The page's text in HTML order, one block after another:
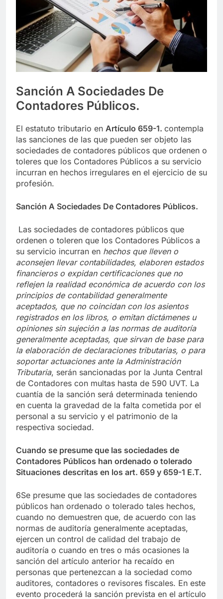
Sanción A Sociedades De
Contadores Públicos.
El estatuto tributario en Artículo 659-1. contempla
las sanciones de las que pueden ser objeto las
sociedades de contadores públicos que ordenen o
toleres que los Contadores Públicos a su servicio
incurran en hechos irregulares en el ejercicio de su
profesión.
Sanción A Sociedades De Contadores Públicos.
Las sociedades de contadores públicos que
ordenen o toleren que los Contadores Públicos a
su servicio incurran en hechos que lleven o
aconsejen llevar contabilidades, elaboren estados
financieros o expidan certificaciones que no
reflejen la realidad económica de acuerdo con los
principios de contabilidad generalmente
aceptados, que no coincidan con los asientos
registrados en los libros, o emitan dictámenes u
opiniones sin sujeción a las normas de auditoría
generalmente aceptadas, que sirvan de base para
la elaboración de declaraciones tributarias, o para
soportar actuaciones ante la Administración
Tributaria, serán sancionadas por la Junta Central
de Contadores con multas hasta de 590 UVT. La
cuantía de la sanción será determinada teniendo
en cuenta la gravedad de la falta cometida por el
personal a su servicio y el patrimonio de la
respectiva sociedad.
Cuando se presume que las sociedades de
Contadores Públicos han ordenado o tolerado
Situaciones descritas en los art. 659 y 659-1 E.T.
6Se presume que las sociedades de contadores
públicos han ordenado o tolerado tales hechos,
cuando no demuestren que, de acuerdo con las
normas de auditoría generalmente aceptadas,
ejercen un control de calidad del trabajo de
auditoría o cuando en tres o más ocasiones la
sanción del artículo anterior ha recaído en
personas que pertenezcan a la sociedad como
auditores, contadores o revisores fiscales. En este
evento procederá la sanción prevista en el artículo